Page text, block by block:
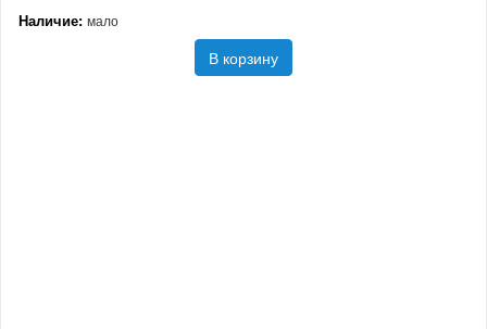
Наличие: мало
В корзину